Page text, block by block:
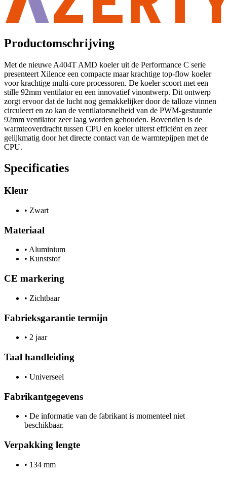
Productomschrijving
Met de nieuwe A404T AMD koeler uit de Performance C serie
presenteert Xilence een compacte maar krachtige top-flow koeler
voor krachtige multi-core processoren. De koeler scoort met een
stille 92mm ventilator en een innovatief vinontwerp. Dit ontwerp
zorgt ervoor dat de lucht nog gemakkelijker door de talloze vinnen
circuleert en zo kan de ventilatorsnelheid van de PWM-gestuurde
92mm ventilator zeer laag worden gehouden. Bovendien is de
warmteoverdracht tussen CPU en koeler uiterst efficiënt en zeer
gelijkmatig door het directe contact van de warmtepijpen met de
CPU.
Specificaties
Kleur
• Zwart
Materiaal
• Aluminium
• Kunststof
CE markering
• Zichtbaar
Fabrieksgarantie termijn
• 2 jaar
Taal handleiding
• Universeel
Fabrikantgegevens
• De informatie van de fabrikant is momenteel niet
beschikbaar.
Verpakking lengte
• 134 mm